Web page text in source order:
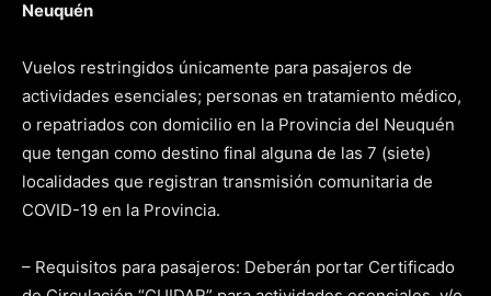
Neuquén
Vuelos restringidos únicamente para pasajeros de
actividades esenciales; personas en tratamiento médico,
o repatriados con domicilio en la Provincia del Neuquén
que tengan como destino final alguna de las 7 (siete)
localidades que registran transmisión comunitaria de
COVID-19 en la Provincia.
– Requisitos para pasajeros: Deberán portar Certificado